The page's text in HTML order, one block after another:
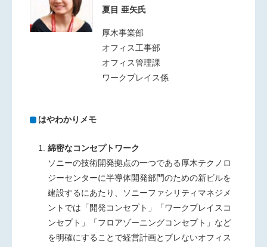
夏目 亜矢氏
厚木事業部
オフィス工事部
オフィス管理課
ワークプレイス係
はやわかりメモ
綿密なコンセプトワーク
ソニーの技術開発拠点の一つである厚木テクノロ
ジーセンターに半導体開発部門のための新ビルを
建設するにあたり、ソニーファシリティマネジメ
ントでは「開発コンセプト」「ワークプレイスコ
ンセプト」「フロアゾーニングコンセプト」など
を明確にすることで経営計画とブレないオフィス